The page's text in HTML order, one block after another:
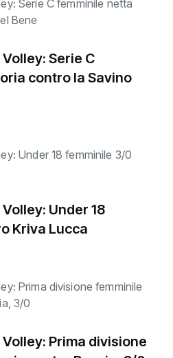
Serie C
contro la Savino
Under 18
Kriva Lucca
Prima divisione